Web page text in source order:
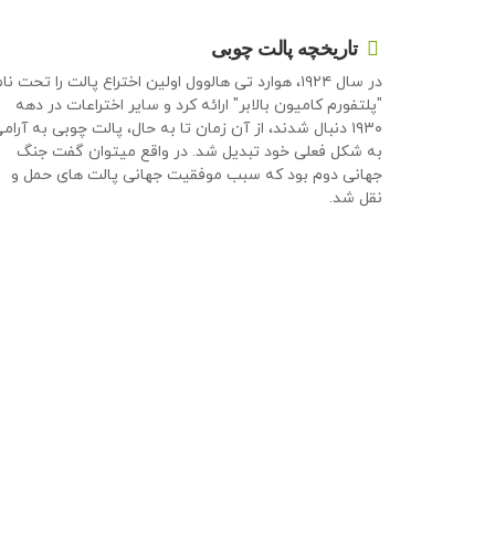
تاریخچه پالت چوبی
در سال ۱۹۲۴، هوارد تی هالوول اولین اختراع پالت را تحت
"پلتفورم کامیون بالابر" ارائه کرد و سایر اختراعات در دهه
۱۹۳۰ دنبال شدند، از آن زمان تا به حال، پالت چوبی به
به شکل فعلی خود تبدیل شد. در واقع میتوان گفت جنگ
جهانی دوم بود که سبب موفقیت جهانی پالت های حمل و
نقل شد.